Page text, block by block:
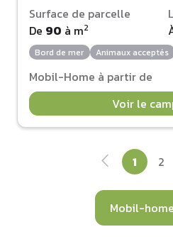
Surface de parcelle
De 90 à m2
Bord de mer Animaux acceptés
Mobil-Home à partir de
Voir le
1 2
Mobil-